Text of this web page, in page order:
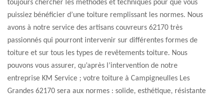
toujours chercher les méthodes et techniques pour que vous
puissiez bénéficier d’une toiture remplissant les normes. Nous
avons à notre service des artisans couvreurs 62170 très
passionnés qui pourront intervenir sur différentes formes de
toiture et sur tous les types de revêtements toiture. Nous
pouvons vous assurer, qu’après l’intervention de notre
entreprise KM Service ; votre toiture à Campigneulles Les
Grandes 62170 sera aux normes : solide, esthétique, résistante